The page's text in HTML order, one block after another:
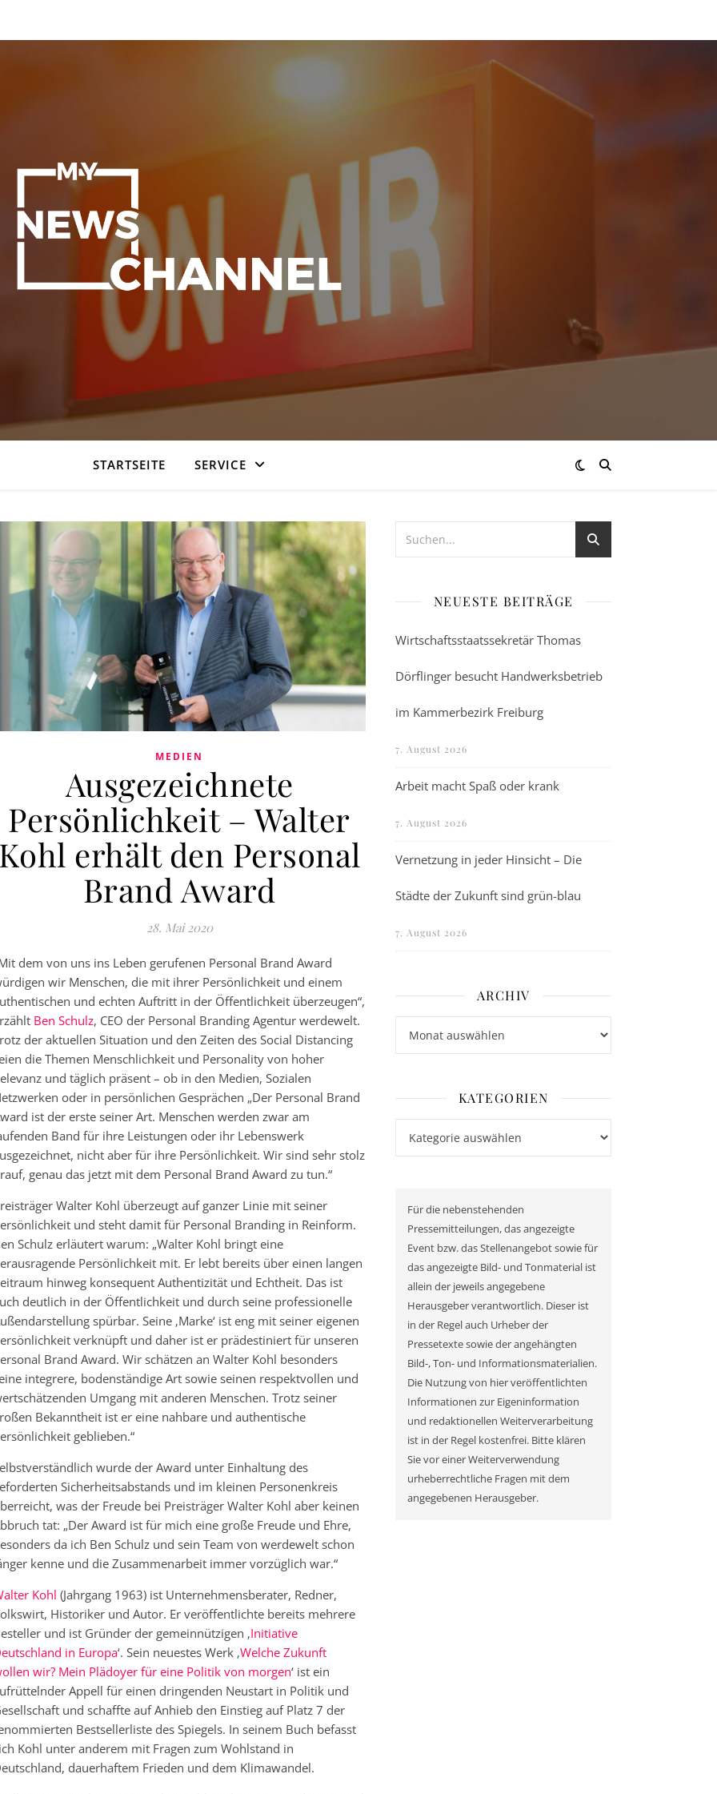
STARTSEITE SERVICE
MEDIEN
Ausgezeichnete
Persönlichkeit – Walter
Kohl erhält den Personal
Brand Award
28. Mai 2020
dem von uns ins Leben gerufenen Personal Brand Award
wir Menschen, die mit ihrer Persönlichkeit und einem
und echten Auftritt in der Öffentlichkeit überzeugen“,
Ben Schulz, CEO der Personal Branding Agentur werdewelt.
der aktuellen Situation und den Zeiten des Social Distancing
die Themen Menschlichkeit und Personality von hoher
und täglich präsent – ob in den Medien, Sozialen
oder in persönlichen Gesprächen „Der Personal Brand
ist der erste seiner Art. Menschen werden zwar am
Band für ihre Leistungen oder ihr Lebenswerk
nicht aber für ihre Persönlichkeit. Wir sind sehr stolz
genau das jetzt mit dem Personal Brand Award zu tun.“
Walter Kohl überzeugt auf ganzer Linie mit seiner
und steht damit für Personal Branding in Reinform.
Schulz erläutert warum: „Walter Kohl bringt eine
Persönlichkeit mit. Er lebt bereits über einen langen
hinweg konsequent Authentizität und Echtheit. Das ist
deutlich in der Öffentlichkeit und durch seine professionelle
spürbar. Seine ‚Marke‘ ist eng mit seiner eigenen
verknüpft und daher ist er prädestiniert für unseren
Brand Award. Wir schätzen an Walter Kohl besonders
integrere, bodenständige Art sowie seinen respektvollen und
Umgang mit anderen Menschen. Trotz seiner
Bekanntheit ist er eine nahbare und authentische
geblieben.“
wurde der Award unter Einhaltung des
Sicherheitsabstands und im kleinen Personenkreis
was der Freude bei Preisträger Walter Kohl aber keinen
tat: „Der Award ist für mich eine große Freude und Ehre,
da ich Ben Schulz und sein Team von werdewelt schon
kenne und die Zusammenarbeit immer vorzüglich war.“
Kohl (Jahrgang 1963) ist Unternehmensberater, Redner,
Historiker und Autor. Er veröffentlichte bereits mehrere
und ist Gründer der gemeinnützigen ‚Initiative
in Europa‘. Sein neuestes Werk ‚Welche Zukunft
wir? Mein Plädoyer für eine Politik von morgen‘ ist ein
Appell für einen dringenden Neustart in Politik und
und schaffte auf Anhieb den Einstieg auf Platz 7 der
Bestsellerliste des Spiegels. In seinem Buch befasst
Kohl unter anderem mit Fragen zum Wohlstand in
dauerhaftem Frieden und dem Klimawandel.
NEUESTE BEITRÄGE
Wirtschaftsstaatssekretär Thomas
Dörflinger besucht Handwerksbetrieb
im Kammerbezirk Freiburg
7. August 2026
Arbeit macht Spaß oder krank
7. August 2026
Vernetzung in jeder Hinsicht – Die
Städte der Zukunft sind grün-blau
7. August 2026
ARCHIV
KATEGORIEN
Für die nebenstehenden
Pressemitteilungen, das angezeigte
Event bzw. das Stellenangebot sowie für
das angezeigte Bild- und Tonmaterial ist
allein der jeweils angegebene
Herausgeber verantwortlich. Dieser ist
in der Regel auch Urheber der
Pressetexte sowie der angehängten
Bild-, Ton- und Informationsmaterialien.
Die Nutzung von hier veröffentlichten
Informationen zur Eigeninformation
und redaktionellen Weiterverarbeitung
ist in der Regel kostenfrei. Bitte klären
Sie vor einer Weiterverwendung
urheberrechtliche Fragen mit dem
angegebenen Herausgeber.